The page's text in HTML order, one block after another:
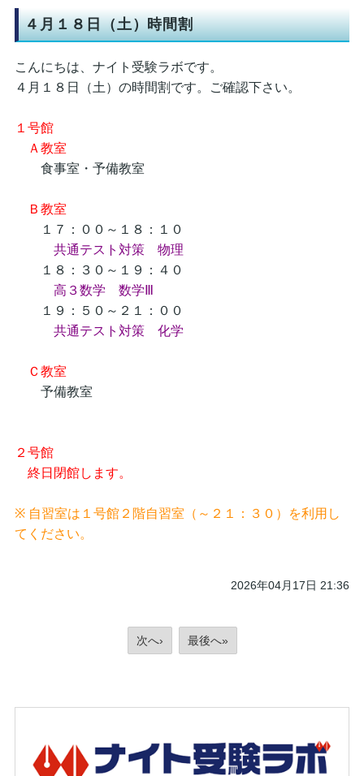
４月１８日（土）時間割
こんにちは、ナイト受験ラボです。
４月１８日（土）の時間割です。ご確認下さい。
１号館
Ａ教室
食事室・予備教室
Ｂ教室
１７：００～１８：１０
共通テスト対策 物理
１８：３０～１９：４０
高３数学 数学Ⅲ
１９：５０～２１：００
共通テスト対策 化学
Ｃ教室
予備教室
２号館
終日閉館します。
※ 自習室は１号館２階自習室（～２１：３０）を利用し
てください。
2026年04月17日 21:36
次へ› 最後へ»